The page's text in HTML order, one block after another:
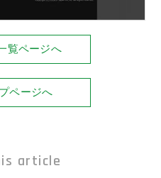
覧ページへ
ページへ
article